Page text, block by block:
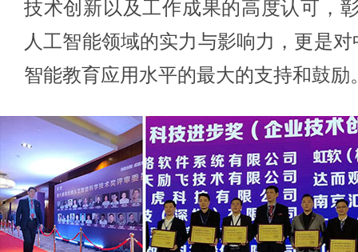
技术创新以及工作成果的高度认可，
人工智能领域的实力与影响力，更是
智能教育应用水平的最大的支持和鼓励